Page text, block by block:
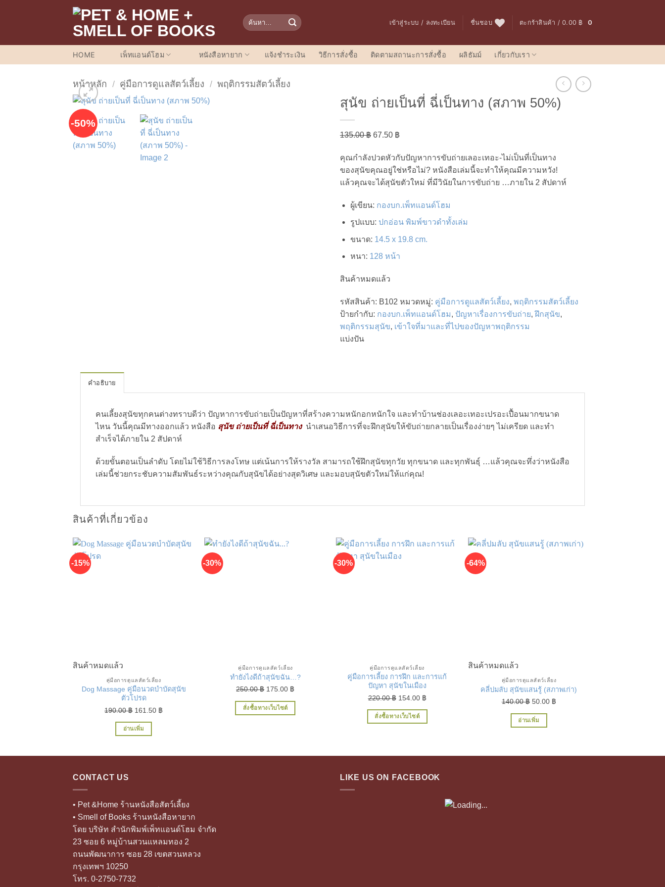
ค้นหา:
เข้าสู่ระบบ / ลงทะเบียน ชื่นชอบ ตะกร้าสินค้า /0.00 ฿ 0
HOME เพ็ทแอนด์โฮม หนังสือหายาก แจ้งชำระเงิน วิธีการสั่งซื้อ ติดตามสถานะการสั่งซื้อ ผลิธัมม์ เกี่ยวกับเรา
หน้าหลัก / คู่มือการดูแลสัตว์เลี้ยง / พฤติกรรมสัตว์เลี้ยง
-50%
สุนัข ถ่ายเป็นที่ ฉี่เป็นทาง (สภาพ 50%)
135.00฿ Original
was:
135.00 ฿.
67.50 ฿
is:
67.50 ฿.
คุณกำลังปวดหัวกับปัญหาการขับถ่ายเลอะเทอะ-ไม่เป็นที่เป็นทาง
ของสุนัขคุณอยู่ใช่หรือไม่? หนังสือเล่มนี้จะทำให้คุณมีความหวัง!
แล้วคุณจะได้สุนัขตัวใหม่ ที่มีวินัยในการขับถ่าย …ภายใน 2 สัปดาห์
ผู้เขียน: กองบก.เพ็ทแอนด์โฮม
รูปแบบ: ปกอ่อน พิมพ์ขาวดำทั้งเล่ม
ขนาด: 14.5 x 19.8 cm.
หนา: 128 หน้า
สินค้าหมดแล้ว
รหัสสินค้า: B102 หมวดหมู่: คู่มือการดูแลสัตว์เลี้ยง, พฤติกรรมสัตว์เลี้ยง
ป้ายกำกับ: กองบก.เพ็ทแอนด์โฮม, ปัญหาเรื่องการขับถ่าย,ฝึกสุนัข,
พฤติกรรมสุนัข, เข้าใจที่มาและที่ไปของปัญหาพฤติกรรม
แบ่งปัน
คำอธิบาย
คนเลี้ยงสุนัขทุกคนต่างทราบดีว่า ปัญหาการขับถ่ายเป็นปัญหาที่สร้างความหนักอกหนักใจ และทำบ้านช่องเลอะเทอะเปรอะเปื้อนมากขนาด
ไหน วันนี้คุณมีทางออกแล้ว หนังสือ สุนัข ถ่ายเป็นที่ ฉี่เป็นทางนำเสนอวิธีการที่จะฝึกสุนัขให้ขับถ่ายกลายเป็นเรื่องง่ายๆ ไม่เครียด และทำ
สำเร็จได้ภายใน 2 สัปดาห์
ด้วยขั้นตอนเป็นลำดับ โดยไม่ใช้วิธีการลงโทษ แต่เน้นการให้รางวัล สามารถใช้ฝึกสุนัขทุกวัย ทุกขนาด และทุกพันธุ์ …แล้วคุณจะทึ่งว่าหนังสือ
เล่มนี้ช่วยกระชับความสัมพันธ์ระหว่างคุณกับสุนัขได้อย่างสุดวิเศษ และมอบสุนัขตัวใหม่ให้แก่คุณ!
สินค้าที่เกี่ยวข้อง
-15%
สินค้าหมดแล้ว
คู่มือการดูแลสัตว์เลี้ยง
Dog Massage คู่มือนวดบำบัดสุนัข
ตัวโปรด
190.00฿ Original
price
was:
161.50 ฿
อ่านเพิ่ม
-30%
คู่มือการดูแลสัตว์เลี้ยง
ทำยังไงดีถ้าสุนัขฉัน…?
250.00฿ Original
price
was:
175.00 ฿
price
สั่งซื้อทางเว็บไซต์
-30%
คู่มือการดูแลสัตว์เลี้ยง
คู่มือการเลี้ยง การฝึก และการแก้
ปัญหา สุนัขในเมือง
220.00฿ Original
price
was:
154.00 ฿Current
price
สั่งซื้อทางเว็บไซต์
-64%
สินค้าหมดแล้ว
คู่มือการดูแลสัตว์เลี้ยง
คลี่ปมลับ สุนัขแสนรู้ (สภาพเก่า)
140.00฿ Original
price
was:
50.00 ฿Current
อ่านเพิ่ม
CONTACT US
• Pet &Home ร้านหนังสือสัตว์เลี้ยง
• Smell of Books ร้านหนังสือหายาก
โดย บริษัท สำนักพิมพ์เพ็ทแอนด์โฮม จำกัด
23 ซอย 6 หมู่บ้านสวนแหลมทอง 2
ถนนพัฒนาการ ซอย 28 เขตสวนหลวง
กรุงเทพฯ 10250
โทร. 0-2750-7732
LIKE US ON FACEBOOK